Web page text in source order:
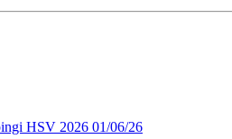
HSV 2026 01/06/26